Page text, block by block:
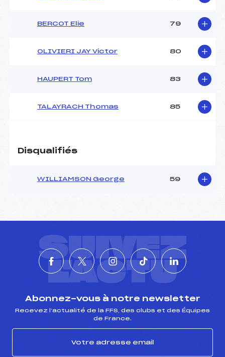
BERCOT Elie 79
OLIVIERI JAY Victor 80
HAUPERT Tom 83
TALAYRACH Thomas 85
Disqualifiés
WILLIAMSON George 59
SUIVEZ
L'ACTU
Abonnez-vous à notre newsletter
Recevez l’actualité de la FFS, des clubs et des Équipes
de France.